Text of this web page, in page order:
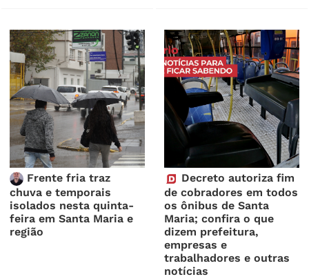
Frente fria traz
chuva e temporais
isolados nesta quinta-
feira em Santa Maria e
região
Decreto autoriza fim
de cobradores em todos
os ônibus de Santa
Maria; confira o que
dizem prefeitura,
empresas e
trabalhadores e outras
notícias